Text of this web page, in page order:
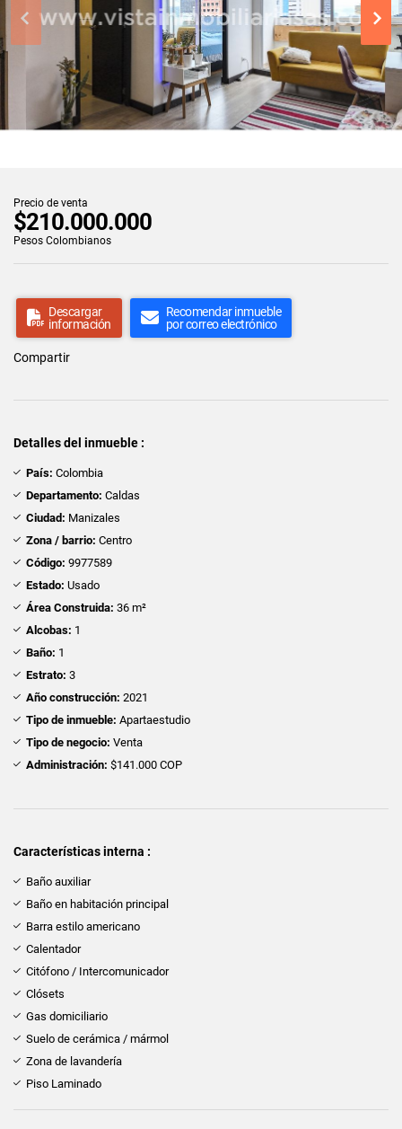
Precio de venta
$210.000.000
Pesos Colombianos
Descargar
información
Recomendar inmueble
por correo electrónico
Compartir
Detalles del inmueble :
País: Colombia
Departamento: Caldas
Ciudad: Manizales
Zona / barrio: Centro
Código: 9977589
Estado: Usado
Área Construida: 36 m²
Alcobas: 1
Baño: 1
Estrato: 3
Año construcción: 2021
Tipo de inmueble: Apartaestudio
Tipo de negocio: Venta
Administración: $141.000 COP
Características interna :
Baño auxiliar
Baño en habitación principal
Barra estilo americano
Calentador
Citófono / Intercomunicador
Clósets
Gas domiciliario
Suelo de cerámica / mármol
Zona de lavandería
Piso Laminado